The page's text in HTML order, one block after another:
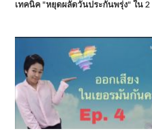
เทคนิค "หยุดผลัดวันประกันพรุ่ง" ใน